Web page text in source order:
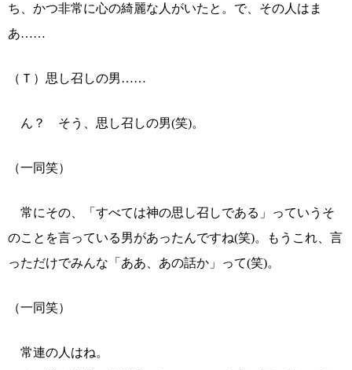
ち、かつ非常に心の綺麗な人がいたと。で、その人はま
あ……
（Ｔ）思し召しの男……
ん？ そう、思し召しの男(笑)。
（一同笑）
常にその、「すべては神の思し召しである」っていうそ
のことを言っている男があったんですね(笑)。もうこれ、言
っただけでみんな「ああ、あの話か」って(笑)。
（一同笑）
常連の人はね。